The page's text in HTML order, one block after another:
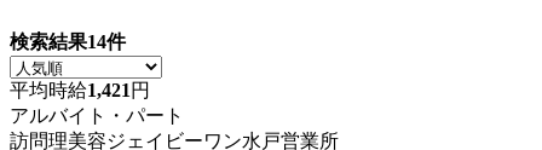
検索結果14件
平均時給1,421 円
アルバイト・パート
訪問理美容ジェイビーワン水戸営業所